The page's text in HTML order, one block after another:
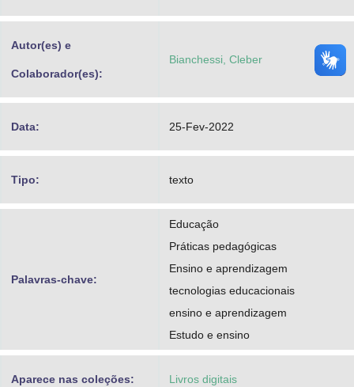
Autor(es) e
Colaborador(es):
Bianchessi, Cleber
Data: 25-Fev-2022
Tipo: texto
Palavras-chave:
Educação
Práticas pedagógicas
Ensino e aprendizagem
tecnologias educacionais
ensino e aprendizagem
Estudo e ensino
Aparece nas coleções: Livros digitais